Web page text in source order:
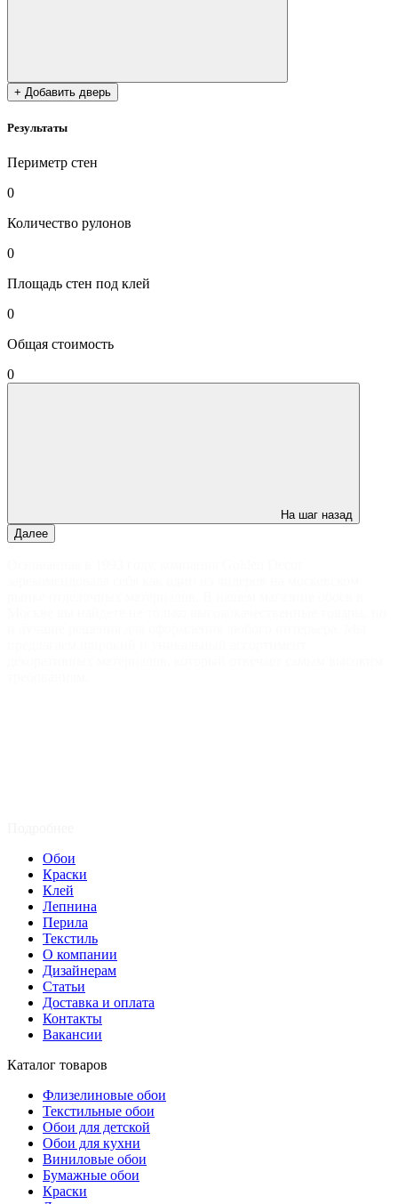
+ Добавить дверь
Результаты
Периметр стен
0
Количество рулонов
0
Площадь стен под клей
0
Общая стоимость
0
На шаг назад
Далее
Обои
Краски
Клей
Лепнина
Перила
Текстиль
О компании
Дизайнерам
Статьи
Доставка и оплата
Контакты
Вакансии
Каталог товаров
Флизелиновые обои
Текстильные обои
Обои для детской
Обои для кухни
Виниловые обои
Бумажные обои
Краски